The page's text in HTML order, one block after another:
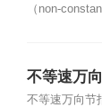
（non-
不等速万
不等速万向节